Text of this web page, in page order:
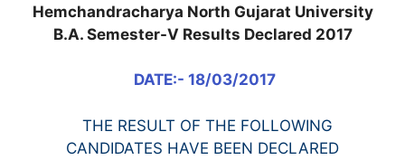
Hemchandracharya North Gujarat University
B.A. Semester-V Results Declared 2017
DATE:- 18/03/2017
THE RESULT OF THE FOLLOWING
CANDIDATES HAVE BEEN DECLARED